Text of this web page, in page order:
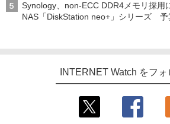
Synology、non-ECC DDR4メモリ採用
NAS「DiskStation neo+」シリーズ 予
INTERNET Watch をフ